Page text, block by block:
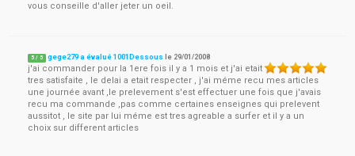
vous conseille d'aller jeter un oeil.
5 / 5 gege279 a évalué 1001Dessous le 29/01/2008
j'ai commander pour la 1ere fois il y a 1 mois et j'ai etait
tres satisfaite , le delai a etait respecter , j'ai méme recu mes articles
une journée avant ,le prelevement s'est effectuer une fois que j'avais
recu ma commande ,pas comme certaines enseignes qui prelevent
aussitot , le site par lui méme est tres agreable a surfer et il y a un
choix sur different articles